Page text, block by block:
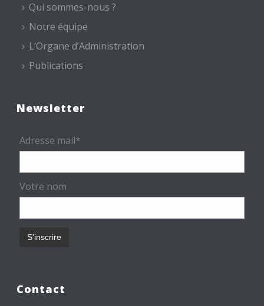
Qui sommes-nous ?
Notre équipe
L’Organe d’Administration
Publications
Newsletter
Adresse mail*
Votre nom
Contact